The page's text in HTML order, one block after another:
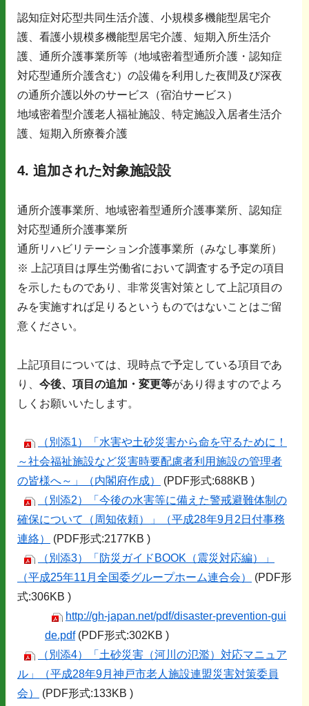
認知症対応型共同生活介護、小規模多機能型居宅介
護、看護小規模多機能型居宅介護、短期入所生活介
護、通所介護事業所等（地域密着型通所介護・認知症
対応型通所介護含む）の設備を利用した夜間及び深夜
の通所介護以外のサービス（宿泊サービス）
地域密着型介護老人福祉施設、特定施設入居者生活介
護、短期入所療養介護
4. 追加された対象施設設
通所介護事業所、地域密着型通所介護事業所、認知症
対応型通所介護事業所
通所リハビリテーション介護事業所（みなし事業所）
※ 上記項目は厚生労働省において調査する予定の項目
を示したものであり、非常災害対策として上記項目の
みを実施すれば足りるというものではないことはご留
意ください。
上記項目については、現時点で予定している項目であ
り、 今後、項目の追加・変更等があり得ますのでよろ
しくお願いいたします。
（別添1）「水害や土砂災害から命を守るために！
～社会福祉施設など災害時要配慮者利用施設の管理者
の皆様へ～」（内閣府作成）
(PDF形式:688KB )
（別添2）「今後の水害等に備えた警戒避難体制の
確保について（周知依頼）」（平成28年9月2日付事務
連絡）
(PDF形式:2177KB )
（別添3）「防災ガイドBOOK（震災対応編）」
（平成25年11月全国委グループホーム連合会）
(PDF形
式:306KB )
http://gh-japan.net/pdf/disaster-prevention-gui
de.pdf(PDF形式:302KB )
（別添4）「土砂災害（河川の氾濫）対応マニュア
ル」（平成28年9月神戸市老人施設連盟災害対策委員
会）
(PDF形式:133KB )